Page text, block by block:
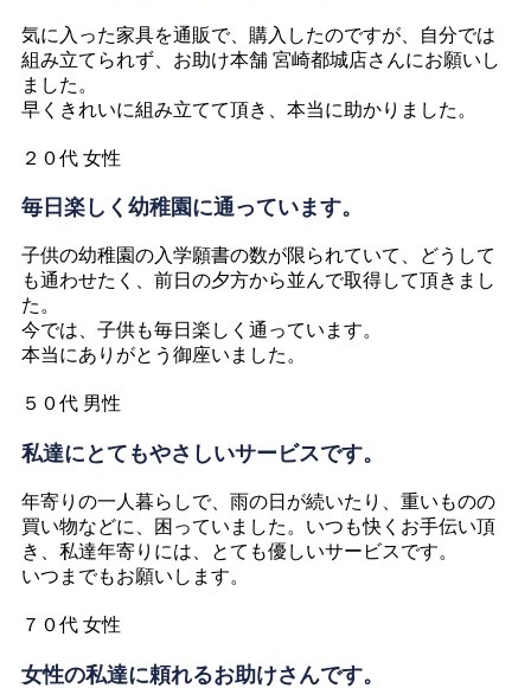
気に入った家具を通販で、購入したのですが、自分では
組み立てられず、お助け本舗 宮崎都城店さんにお願いし
ました。
早くきれいに組み立てて頂き、本当に助かりました。
２０代 女性
毎日楽しく幼稚園に通っています。
子供の幼稚園の入学願書の数が限られていて、どうして
も通わせたく、前日の夕方から並んで取得して頂きまし
た。
今では、子供も毎日楽しく通っています。
本当にありがとう御座いました。
５０代 男性
私達にとてもやさしいサービスです。
年寄りの一人暮らしで、雨の日が続いたり、重いものの
買い物などに、困っていました。いつも快くお手伝い頂
き、私達年寄りには、とても優しいサービスです。
いつまでもお願いします。
７０代 女性
女性の私達に頼れるお助けさんです。